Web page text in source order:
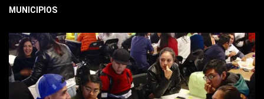
MUNICIPIOS